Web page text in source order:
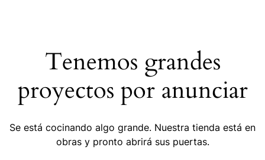
Tenemos grandes
proyectos por anunciar
Se está cocinando algo grande. Nuestra tienda está en
obras y pronto abrirá sus puertas.